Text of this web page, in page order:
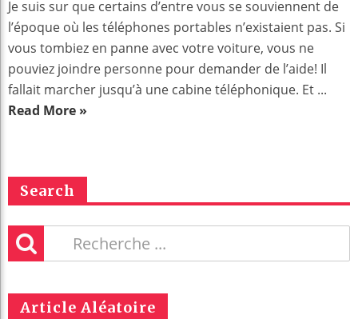
Je suis sur que certains d’entre vous se souviennent de
l’époque où les téléphones portables n’existaient pas. Si
vous tombiez en panne avec votre voiture, vous ne
pouviez joindre personne pour demander de l’aide! Il
fallait marcher jusqu’à une cabine téléphonique. Et ...
Read More »
Search
Article Aléatoire